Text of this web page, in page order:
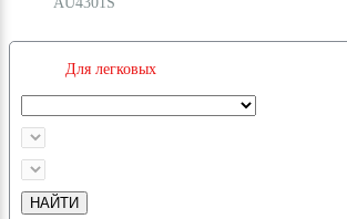
Для легковых
НАЙТИ